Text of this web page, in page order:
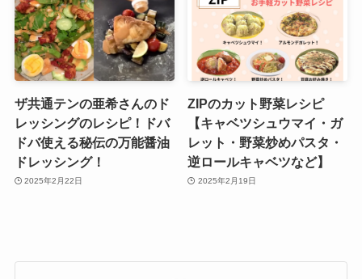
ザ共通テンの亜希さんのド
レッシングのレシピ！ドバ
ドバ使える秘伝の万能醤油
ドレッシング！
2025年2月22日
ZIPのカット野菜レシピ
【キャベツシュウマイ・ガ
レット・野菜炒めパスタ・
逆ロールキャベツなど】
2025年2月19日